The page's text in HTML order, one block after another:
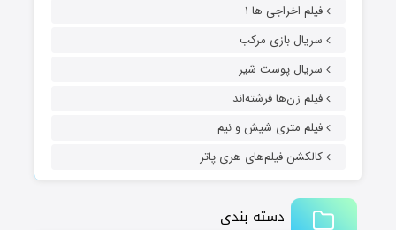
فیلم اخراجی ها ۱
سریال بازی مرکب
سریال پوست شیر
فیلم زن‌ها فرشته‌اند
فیلم متری شیش و نیم
کالکشن فیلم‌های هری پاتر
دسته بندی